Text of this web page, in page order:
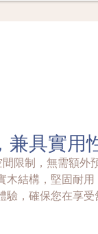
兼具實用
限制，無需額外
木結構，堅固耐
驗，確保您在享